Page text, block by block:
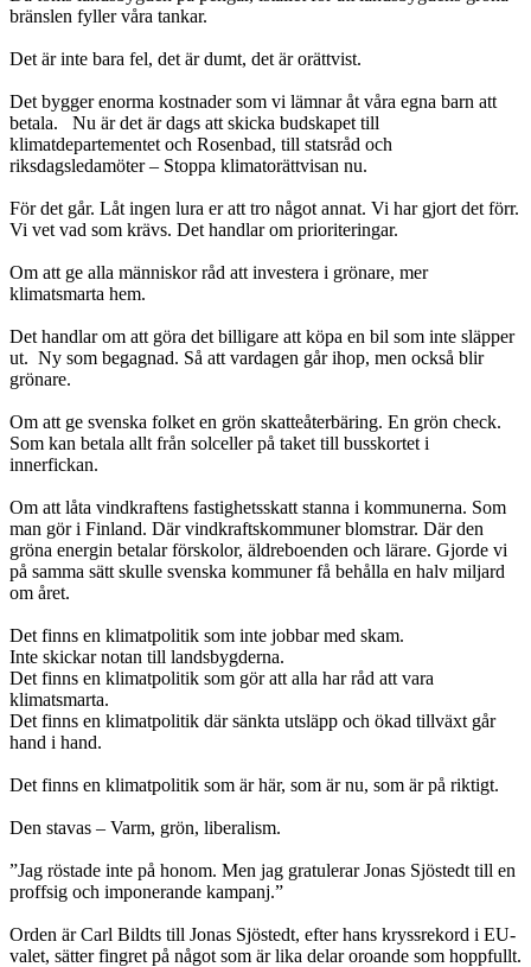
bränslen fyller våra tankar.
Det är inte bara fel, det är dumt, det är orättvist.
Det bygger enorma kostnader som vi lämnar åt våra egna barn att
betala. Nu är det är dags att skicka budskapet till
klimatdepartementet och Rosenbad, till statsråd och
riksdagsledamöter – Stoppa klimatorättvisan nu.
För det går. Låt ingen lura er att tro något annat. Vi har gjort det förr.
Vi vet vad som krävs. Det handlar om prioriteringar.
Om att ge alla människor råd att investera i grönare, mer
klimatsmarta hem.
Det handlar om att göra det billigare att köpa en bil som inte släpper
ut. Ny som begagnad. Så att vardagen går ihop, men också blir
grönare.
Om att ge svenska folket en grön skatteåterbäring. En grön check.
Som kan betala allt från solceller på taket till busskortet i
innerfickan.
Om att låta vindkraftens fastighetsskatt stanna i kommunerna. Som
man gör i Finland. Där vindkraftskommuner blomstrar. Där den
gröna energin betalar förskolor, äldreboenden och lärare. Gjorde vi
på samma sätt skulle svenska kommuner få behålla en halv miljard
om året.
Det finns en klimatpolitik som inte jobbar med skam.
Inte skickar notan till landsbygderna.
Det finns en klimatpolitik som gör att alla har råd att vara
klimatsmarta.
Det finns en klimatpolitik där sänkta utsläpp och ökad tillväxt går
hand i hand.
Det finns en klimatpolitik som är här, som är nu, som är på riktigt.
Den stavas – Varm, grön, liberalism.
”Jag röstade inte på honom. Men jag gratulerar Jonas Sjöstedt till en
proffsig och imponerande kampanj.”
Orden är Carl Bildts till Jonas Sjöstedt, efter hans kryssrekord i EU-
valet, sätter fingret på något som är lika delar oroande som hoppfullt.